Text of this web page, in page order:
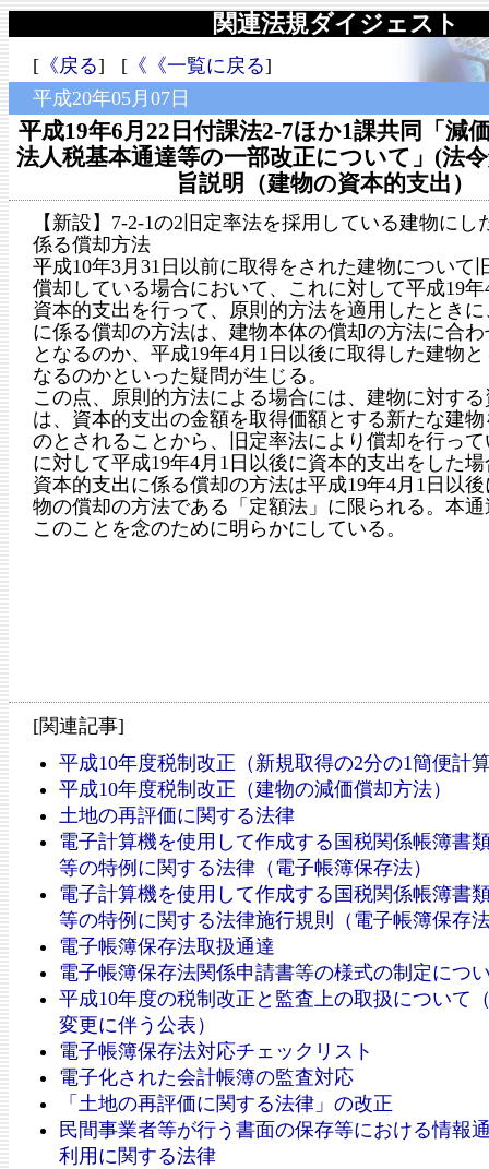
関連法規ダイジェスト
[《戻る] [《《一覧に戻る]
平成20年05月07日
平成19年6月22日付課法2-7ほか1課共同「減
法人税基本通達等の一部改正について」(法
旨説明（建物の資本的支出）
【新設】7-2-1の2旧定率法を採用している建物にし
係る償却方法
平成10年3月31日以前に取得をされた建物について
償却している場合において、これに対して平成19
資本的支出を行って、原則的方法を適用したとき
に係る償却の方法は、建物本体の償却の方法に合
となるのか、平成19年4月1日以後に取得した建物
なるのかといった疑問が生じる。
この点、原則的方法による場合には、建物に対す
は、資本的支出の金額を取得価額とする新たな建
のとされることから、旧定率法により償却を行っ
に対して平成19年4月1日以後に資本的支出をした
資本的支出に係る償却の方法は平成19年4月1日以
物の償却の方法である「定額法」に限られる。本
このことを念のために明らかにしている。
[関連記事]
平成10年度税制改正（新規取得の2分の1簡便計
平成10年度税制改正（建物の減価償却方法）
土地の再評価に関する法律
電子計算機を使用して作成する国税関係帳簿書
等の特例に関する法律（電子帳簿保存法）
電子計算機を使用して作成する国税関係帳簿書
等の特例に関する法律施行規則（電子帳簿保存
電子帳簿保存法取扱通達
電子帳簿保存法関係申請書等の様式の制定につ
平成10年度の税制改正と監査上の取扱について
変更に伴う公表）
電子帳簿保存法対応チェックリスト
電子化された会計帳簿の監査対応
「土地の再評価に関する法律」の改正
民間事業者等が行う書面の保存等における情報
利用に関する法律